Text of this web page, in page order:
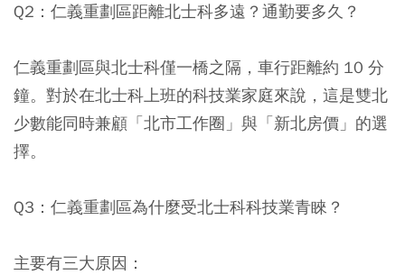
Q2：仁義重劃區距離北士科多遠？通勤要多久？
仁義重劃區與北士科僅一橋之隔，車行距離約 10 分
鐘。對於在北士科上班的科技業家庭來說，這是雙北
少數能同時兼顧「北市工作圈」與「新北房價」的選
擇。
Q3：仁義重劃區為什麼受北士科科技業青睞？
主要有三大原因：